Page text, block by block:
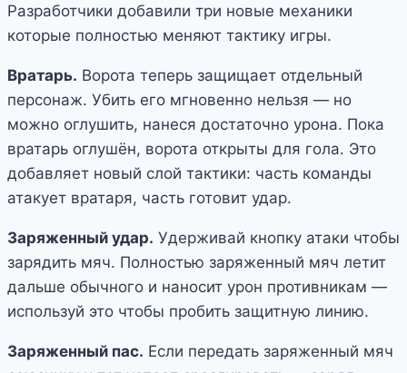
Разработчики добавили три новые механики
которые полностью меняют тактику игры.
Вратарь. Ворота теперь защищает отдельный
персонаж. Убить его мгновенно нельзя — но
можно оглушить, нанеся достаточно урона. Пока
вратарь оглушён, ворота открыты для гола. Это
добавляет новый слой тактики: часть команды
атакует вратаря, часть готовит удар.
Заряженный удар. Удерживай кнопку атаки чтобы
зарядить мяч. Полностью заряженный мяч летит
дальше обычного и наносит урон противникам —
используй это чтобы пробить защитную линию.
Заряженный пас. Если передать заряженный мяч